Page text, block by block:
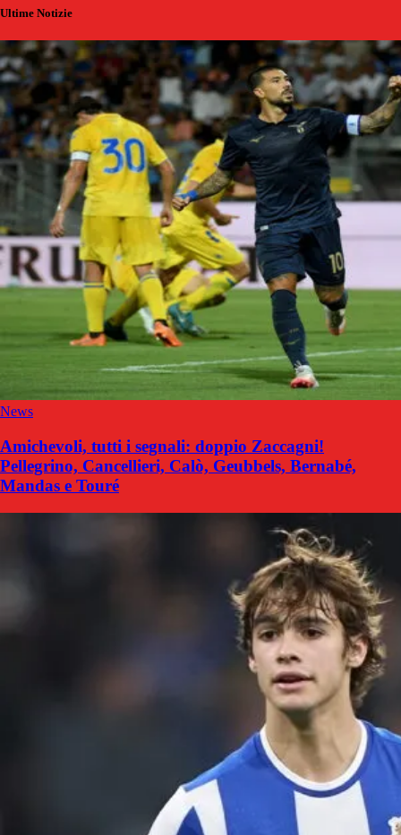
Ultime Notizie
News
Amichevoli, tutti i segnali: doppio Zaccagni!
Pellegrino, Cancellieri, Calò, Geubbels, Bernabé,
Mandas e Touré